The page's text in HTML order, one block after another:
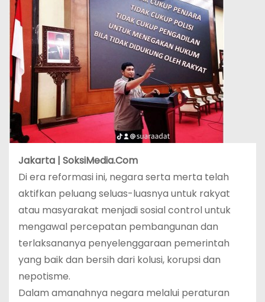
Jakarta | SoksiMedia.Com
Di era reformasi ini, negara serta merta telah
aktifkan peluang seluas-luasnya untuk rakyat
atau masyarakat menjadi sosial control untuk
mengawal percepatan pembangunan dan
terlaksananya penyelenggaraan pemerintah
yang baik dan bersih dari kolusi, korupsi dan
nepotisme.
Dalam amanahnya negara melalui peraturan